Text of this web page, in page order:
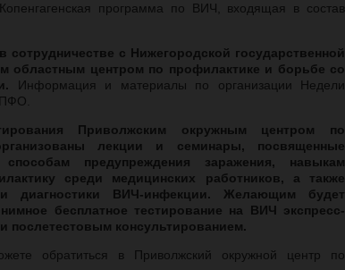
программа по ВИЧ, входящая в состав
с Нижегородской государственной
областным центром по профилактике и борьбе со
Информация и материалы по организации Недели
Приволжским окружным центром по
лекции и семинары, посвященные
предупреждения заражения, навыкам
среди медицинских работников, а также
диагностики ВИЧ-инфекции. Желающим будет
бесплатное тестирование на ВИЧ экспресс-
консультированием.
обратиться в Приволжский окружной центр по